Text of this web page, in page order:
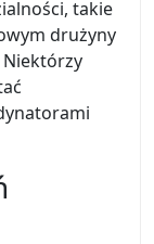
takie
drużyny